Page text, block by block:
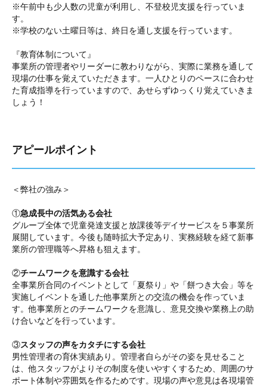
※午前中も少人数の児童が利用し、不登校児支援を行っていま
す。
※学校のない土曜日等は、終日を通し支援を行っています。
『教育体制について』
事業所の管理者やリーダーに教わりながら、実際に業務を通して
現場の仕事を覚えていただきます。一人ひとりのペースに合わせ
た育成指導を行っていますので、あせらずゆっくり覚えていきま
しょう！
アピールポイント
＜弊社の強み＞
①急成長中の活気ある会社
グループ全体で児童発達支援と放課後等デイサービスを５事業所
展開しています。今後も随時拡大予定あり、実務経験を経て新事
業所の管理職等へ昇格も狙えます。
②チームワークを意識する会社
全事業所合同のイベントとして「夏祭り」や「餅つき大会」等を
実施しイベントを通した他事業所との交流の機会を作っていま
す。他事業所とのチームワークを意識し、意見交換や業務上の助
け合いなどを行っています。
③スタッフの声をカタチにする会社
男性管理者の育休実績あり。管理者自らがその姿を見せること
は、他スタッフがよりその制度を使いやすくするため、周囲のサ
ポート体制や雰囲気を作るためです。現場の声や意見は各現場管